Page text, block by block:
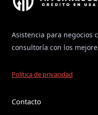
Asistencia para negocios
consultoría con los
Política de privacidad
Contacto